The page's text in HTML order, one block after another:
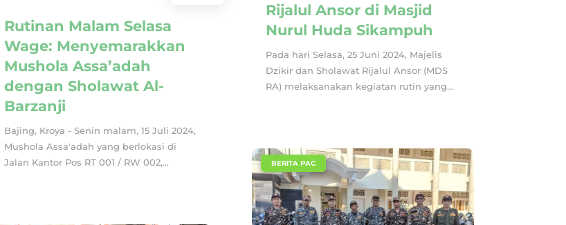
Rutinan Malam Selasa
Wage: Menyemarakkan
Mushola Assa’adah
dengan Sholawat Al-
Barzanji
Bajing, Kroya - Senin malam, 15 Juli 2024,
Mushola Assa'adah yang berlokasi di
Jalan Kantor Pos RT 001 / RW 002,...
Rijalul Ansor di Masjid
Nurul Huda Sikampuh
Pada hari Selasa, 25 Juni 2024, Majelis
Dzikir dan Sholawat Rijalul Ansor (MDS
RA) melaksanakan kegiatan rutin yang...
BERITA PAC